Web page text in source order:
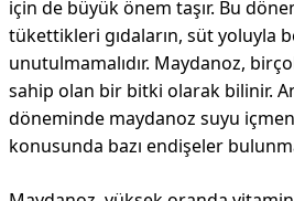
için de büyük önem taşır. Bu
tükettikleri gıdaların, süt yoluyla
unutulmamalıdır. Maydanoz,
sahip olan bir bitki olarak bilinir.
döneminde maydanoz suyu
konusunda bazı endişeler